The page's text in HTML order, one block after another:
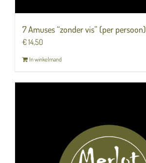
7 Amuses “zonder vis” (per persoon)
€14,50
In winkelmand